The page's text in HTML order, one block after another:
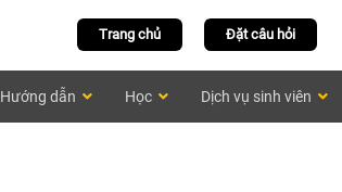
Đặt câu hỏi
Trang chủ
Hướng dẫn Học Dịch vụ sinh viên